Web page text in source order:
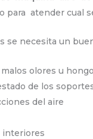
para atender cual
se necesita un
olores u
de los
del aire
interiores